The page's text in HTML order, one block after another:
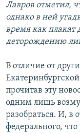
Лавров отметил,
однако в ней
время как плакат
деторождению
В отличие от
прочитав эту
одним лишь
разобраться. И, в
федерального,